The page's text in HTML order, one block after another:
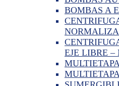
BOMBAS A
EJE LIBRE –